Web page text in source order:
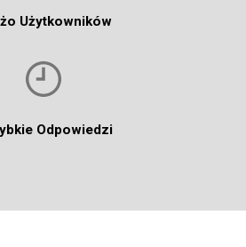
Użytkowników
Odpowiedzi